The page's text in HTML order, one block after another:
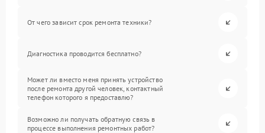
От чего зависит срок ремонта техники?
Диагностика проводится бесплатно?
Может ли вместо меня принять устройство
после ремонта другой человек, контактный
телефон которого я предоставлю?
Возможно ли получать обратную связь в
процессе выполнения ремонтных работ?